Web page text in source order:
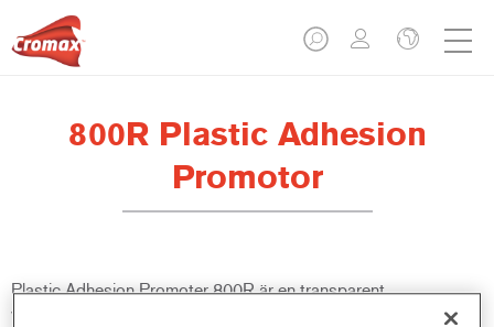
800R Plastic Adhesion
Promotor
Plastic Adhesion Promoter 800R är en transparent
vidhäftningsförmedlare som används på obehandlad plast.